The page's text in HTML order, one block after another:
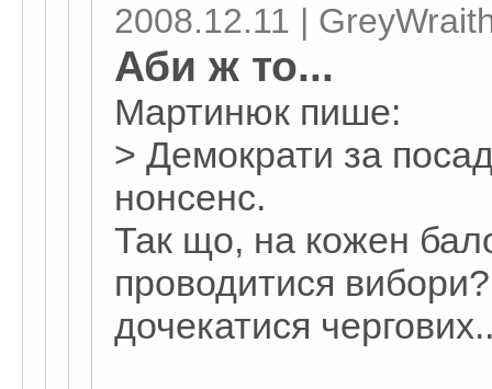
2008.12.11 |
Аби ж то...
Мартинюк пише:
> Демократи за
нонсенс.
Так що, на кожен
проводитися
дочекатися